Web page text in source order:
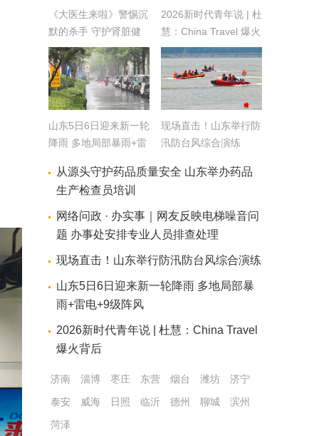
《大医生来啦》警惕沉
默的杀手 守护肾脏健
康
2026新时代青年说 | 杜
慧：China Travel 爆火
背后
山东5日6日迎来新一轮
降雨 多地局部暴雨+雷
现场直击！山东举行防
汛防台风综合演练
从源头守护药品质量安全 山东举办药品
生产检查员培训
网络问政 · 办实事｜网友反映电梯噪音问
题 办事处安排专业人员排查处理
现场直击！山东举行防汛防台风综合演练
山东5日6日迎来新一轮降雨 多地局部暴
雨+雷电+9级阵风
2026新时代青年说 | 杜慧：China Travel
爆火背后
济南 淄博 枣庄 东营 烟台 潍坊
济宁
泰安
威海 日照 临沂 德州 聊城
滨州
菏泽